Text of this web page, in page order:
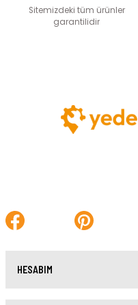
Sitemizdeki tüm ürünler
garantilidir
HESABIM